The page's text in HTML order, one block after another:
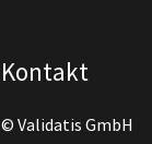
Kontakt
© Validatis GmbH